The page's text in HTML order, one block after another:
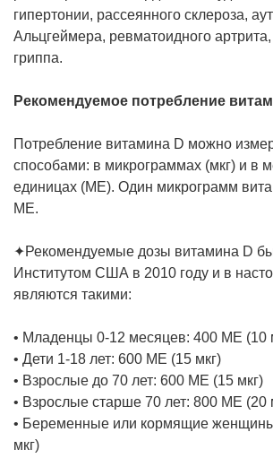
гипертонии, рассеянного склероза,
Альцгеймера, ревматоидного
гриппа.
Рекомендуемое потребление
Потребление витамина D можно
способами: в микрограммах (мкг) и в
единицах (ME). Один микрограмм
МЕ.
✦Рекомендуемые дозы витамина D
Институтом США в 2010 году и в
являются такими:
• Младенцы 0-12 месяцев: 400 МЕ (10
• Дети 1-18 лет: 600 МЕ (15 мкг)
• Взрослые до 70 лет: 600 МЕ (15 мкг)
• Взрослые старше 70 лет: 800 МЕ (20
• Беременные или кормящие
мкг)